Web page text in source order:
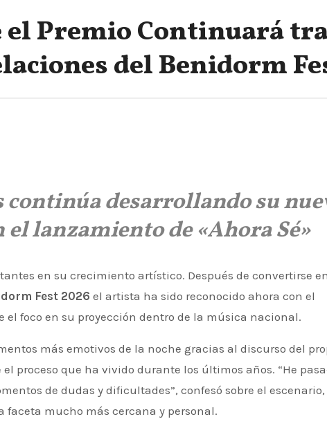
Premio Continuará
del Benidorm
desarrollando su
lanzamiento de «Ahora Sé»
en su crecimiento artístico. Después de convertirse
Fest 2026 el artista ha sido reconocido ahora con el
el foco en su proyección dentro de la música nacional.
más emotivos de la noche gracias al discurso del
proceso que ha vivido durante los últimos años. “He
de dudas y dificultades”, confesó sobre el escenario,
mucho más cercana y personal.